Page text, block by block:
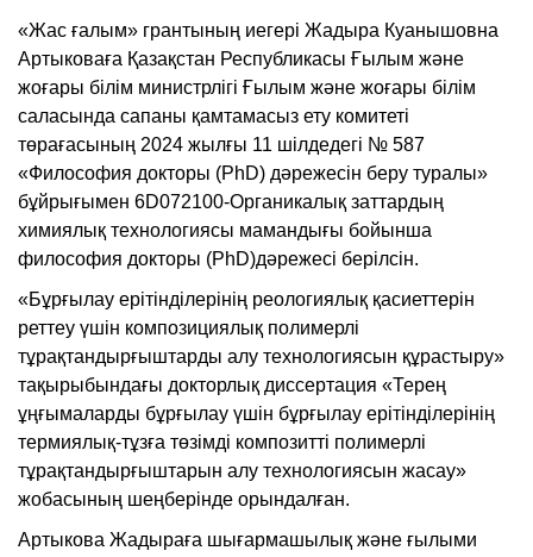
«Жас ғалым» грантының иегері Жадыра Куанышовна
Артыковаға Қазақстан Республикасы Ғылым және
жоғары білім министрлігі Ғылым және жоғары білім
саласында сапаны қамтамасыз ету комитеті
төрағасының 2024 жылғы 11 шілдедегі № 587
«Философия докторы (PhD) дәрежесін беру туралы»
бұйрығымен 6D072100-Органикалық заттардың
химиялық технологиясы мамандығы бойынша
философия докторы (PhD)дәрежесі берілсін.
«Бұрғылау ерітінділерінің реологиялық қасиеттерін
реттеу үшін композициялық полимерлі
тұрақтандырғыштарды алу технологиясын құрастыру»
тақырыбындағы докторлық диссертация «Терең
ұңғымаларды бұрғылау үшін бұрғылау ерітінділерінің
термиялық-тұзға төзімді композитті полимерлі
тұрақтандырғыштарын алу технологиясын жасау»
жобасының шеңберінде орындалған.
Артыкова Жадыраға шығармашылық және ғылыми